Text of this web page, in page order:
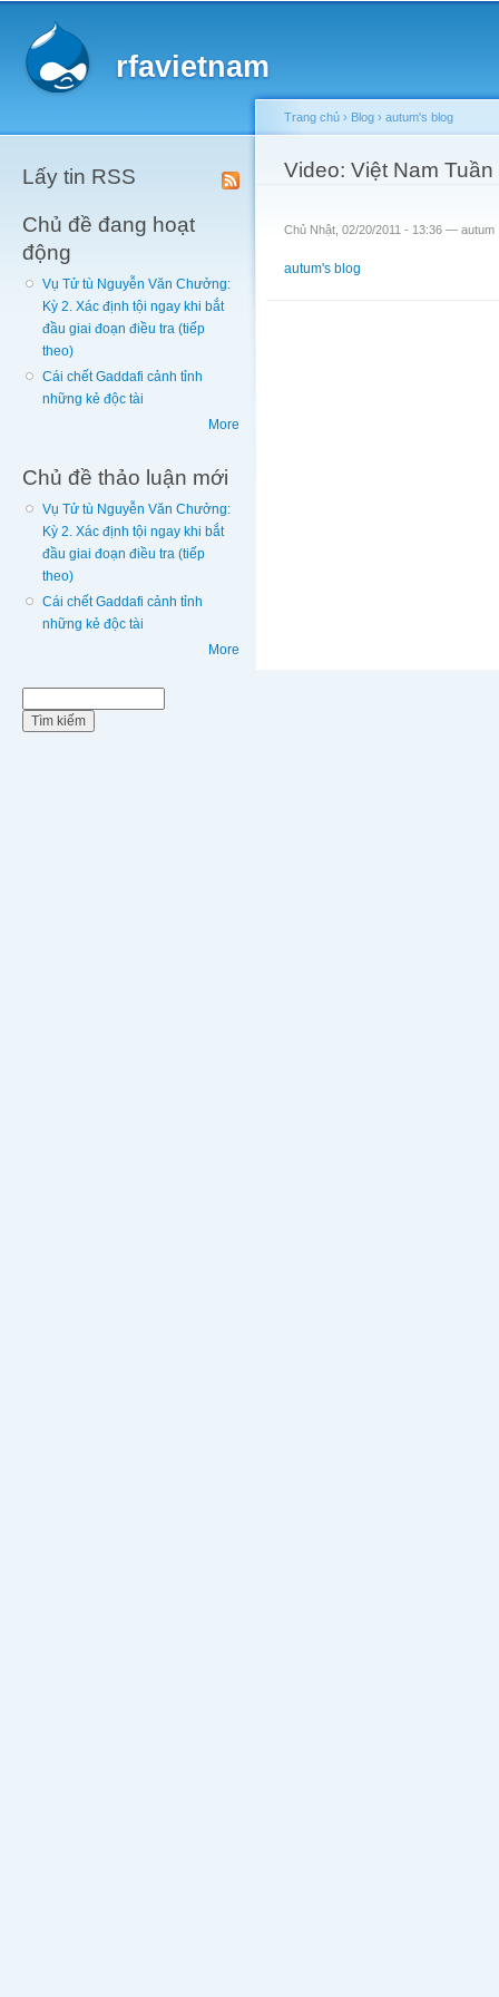
rfavietnam
Lấy tin RSS
Chủ đề đang hoạt
động
Vụ Tử tù Nguyễn Văn Chưởng:
Kỳ 2. Xác định tội ngay khi bắt
đầu giai đoạn điều tra (tiếp
theo)
Cái chết Gaddafi cảnh tỉnh
những kẻ độc tài
More
Chủ đề thảo luận mới
Vụ Tử tù Nguyễn Văn Chưởng:
Kỳ 2. Xác định tội ngay khi bắt
đầu giai đoạn điều tra (tiếp
theo)
Cái chết Gaddafi cảnh tỉnh
những kẻ độc tài
More
You are here
Trang chủ › Blog › autum's blog
Video: Việt Nam Tuần
Chủ Nhật, 02/20/2011 - 13:36 — autum
autum's blog